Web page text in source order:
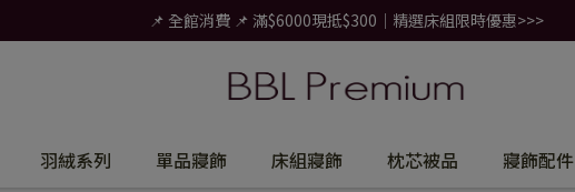
📌 全館消費 📌 滿$6000現抵$300｜精選床組限時優惠>>>
羽絨系列 單品寢飾 床組寢飾 枕芯被品 寢飾配件